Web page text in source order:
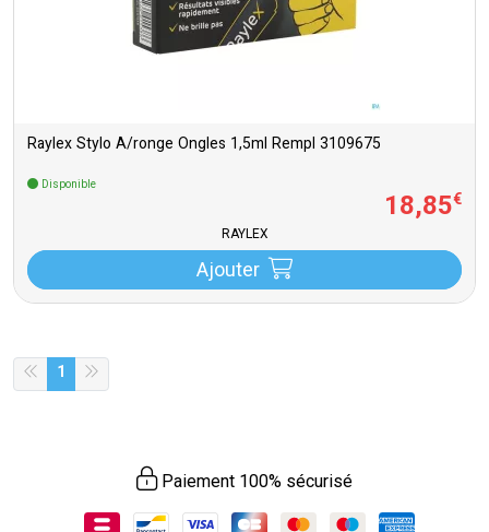
Raylex Stylo A/ronge Ongles 1,5ml Rempl 3109675
Disponible
18,85€
RAYLEX
Ajouter
1
Paiement 100% sécurisé